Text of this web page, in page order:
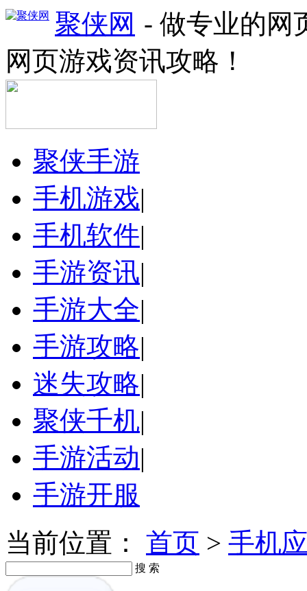
聚侠网 - 做专业的网
网页游戏资讯攻略！
聚侠手游
手机游戏|
手机软件|
手游资讯|
手游大全|
手游攻略|
迷失攻略|
聚侠千机|
手游活动|
手游开服
当前位置： 首页 > 手机
搜 索